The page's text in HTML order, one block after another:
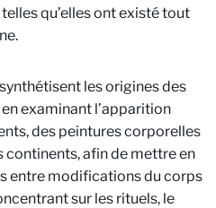
qu’elles ont existé tout
les origines des
examinant l’apparition
des peintures corporelles
continents, afin de mettre en
entre modifications du corps
sur les rituels, le